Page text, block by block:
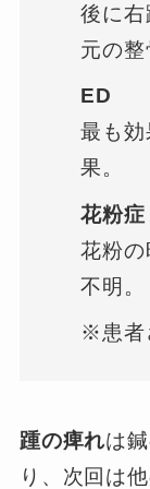
後に
元の整
ED
最も
果。
花粉症
花粉
不明。
※患者
踵の痺れは
り、次回は